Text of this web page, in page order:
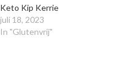
Keto Kip Kerrie
juli 18, 2023
In "Glutenvrij"